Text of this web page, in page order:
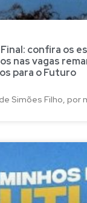
confira os
nas vagas
para o Futuro
Simões Filho, por